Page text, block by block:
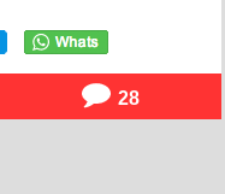
28